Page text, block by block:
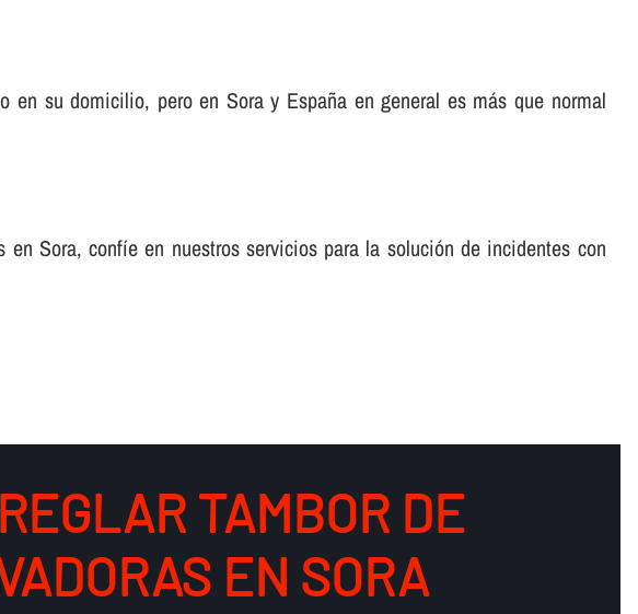
en su domicilio, pero en Sora y España en general es más que normal
Sora, confí­e en nuestros servicios para la solución de incidentes con
TAMBOR DE
EN SORA